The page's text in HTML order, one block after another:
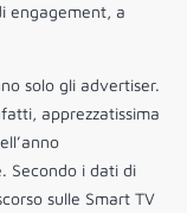
engagement, a
solo gli advertiser.
apprezzatissima
Secondo i dati di
sulle Smart TV